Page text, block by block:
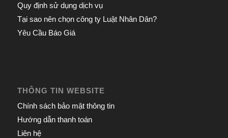
Quy định sử dụng dịch vụ
Tại sao nên chọn công ty Luật Nhân Dân?
Yêu Cầu Báo Giá
THÔNG TIN WEBSITE
Chính sách bảo mật thông tin
Hướng dẫn thanh toán
Liên hệ